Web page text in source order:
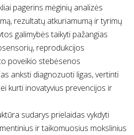
pagerins mėginių analizės
rezultatų atkuriamumą ir tyrimų
galimybės taikyti pažangias
reprodukcijos
poveikio stebėsenos
anksti diagnozuoti ligas, vertinti
kurti inovatyvius prevencijos ir
sudarys prielaidas vykdyti
ir taikomuosius mokslinius